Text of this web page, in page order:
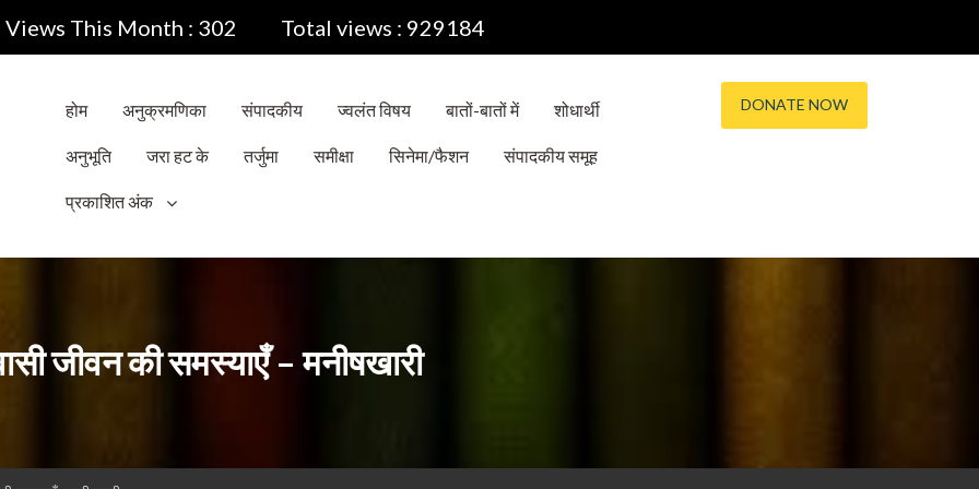
Views This Month : 302 Total views : 929184
होम अनुक्रमणिका संपादकीय ज्वलंत विषय बातों-बातों में शोधार्थी
अनुभूति जरा हट के तर्जुमा समीक्षा सिनेमा/फैशन संपादकीय समूह
प्रकाशित अंक
DONATE NOW
जीवन की समस्याएँ – मनीषखारी